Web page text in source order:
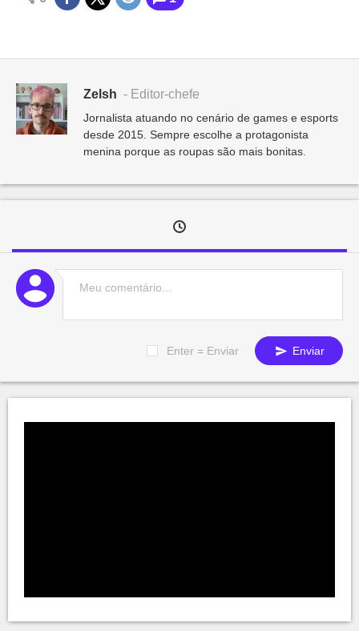
Zelsh - Editor-chefe
Jornalista atuando no cenário de games e esports
desde 2015. Sempre escolhe a protagonista
menina porque as roupas são mais bonitas.
Enter = Enviar Enviar